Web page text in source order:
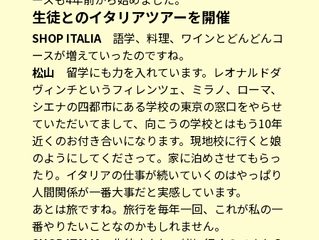
生徒とのイタリアツアーを開催
SHOP ITALIA語学、料理、ワインとどんどんコ
ースが増えていったのですね。
松山 留学にも力を入れています。レオナルドダ
ヴィンチというフィレンツェ、ミラノ、ローマ、
シエナの四都市にある学校の東京の窓口をやらせ
ていただいてまして、向こうの学校とはもう10年
近くのお付き合いになります。現地校に行くと娘
のようにしてくださって。家に泊めさせてもらっ
たり。イタリアの仕事が続いていくのはやっぱり
人間関係が一番大事だと実感しています。
あとは旅ですね。旅行を毎年一回、これが私の一
番やりたいことなのかもしれません。